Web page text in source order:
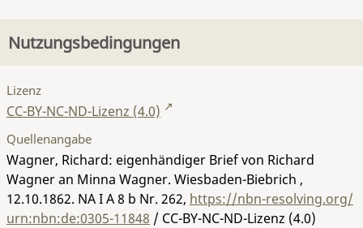
Nutzungsbedingungen
Lizenz
CC-BY-NC-ND-Lizenz (4.0)
Quellenangabe
Wagner, Richard: eigenhändiger Brief von Richard
Wagner an Minna Wagner. Wiesbaden-Biebrich ,
12.10.1862. NA I A 8 b Nr. 262, https://nbn-resolving.org/
urn:nbn:de:0305-11848 / CC-BY-NC-ND-Lizenz (4.0)